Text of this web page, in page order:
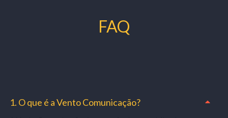
FAQ
1. O que é a Vento Comunicação?